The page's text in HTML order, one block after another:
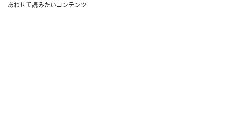
あわせて読みたいコンテンツ